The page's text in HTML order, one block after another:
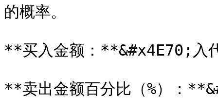
的概率。
**买入金额：**&#x4E70;入
**卖出金额百分比（%）：